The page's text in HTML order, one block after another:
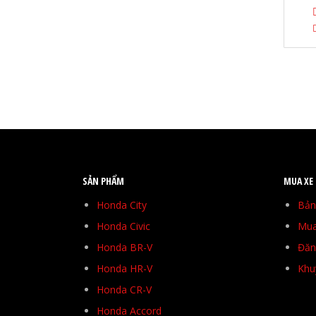
SẢN PHẨM
Honda City
Honda Civic
Honda BR-V
Honda HR-V
Honda CR-V
Honda Accord
MUA XE